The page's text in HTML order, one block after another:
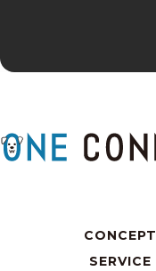
CONCEPT
SERVICE